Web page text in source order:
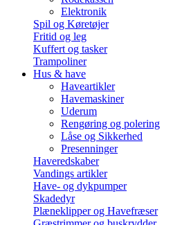
Elektronik
Spil og Køretøjer
Fritid og leg
Kuffert og tasker
Trampoliner
Hus & have
Haveartikler
Havemaskiner
Uderum
Rengøring og polering
Låse og Sikkerhed
Presenninger
Haveredskaber
Vandings artikler
Have- og dykpumper
Skadedyr
Plæneklipper og Havefræser